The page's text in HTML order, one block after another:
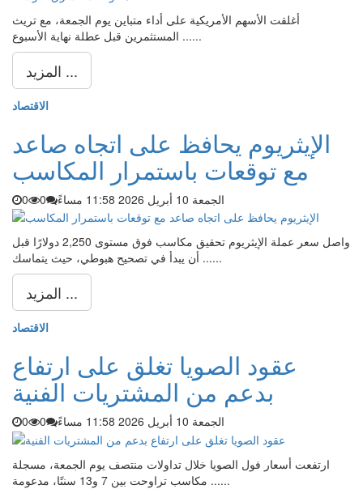
أغلقت الأسهم الأمريكية على أداء متباين يوم الجمعة، مع تريث
المستثمرين قبل عطلة نهاية الأسبوع ......
المزيد ...
الاقتصاد
الإيثريوم يحافظ على اتجاه صاعد
مع توقعات باستمرار المكاسب
الجمعة 10 أبريل 2026 11:58 مساءً 0
0
واصل سعر عملة الإيثريوم تحقيق مكاسب فوق مستوى 2,250 دولارًا قبل
أن يبدأ في تصحيح هبوطي، حيث يتماسك ......
المزيد ...
الاقتصاد
عقود الصويا تغلق على ارتفاع
بدعم من المشتريات الفنية
الجمعة 10 أبريل 2026 11:58 مساءً 0
0
ارتفعت أسعار فول الصويا خلال تداولات منتصف يوم الجمعة، مسجلة
مكاسب تراوحت بين 7 و13 سنتًا، مدعومة ......